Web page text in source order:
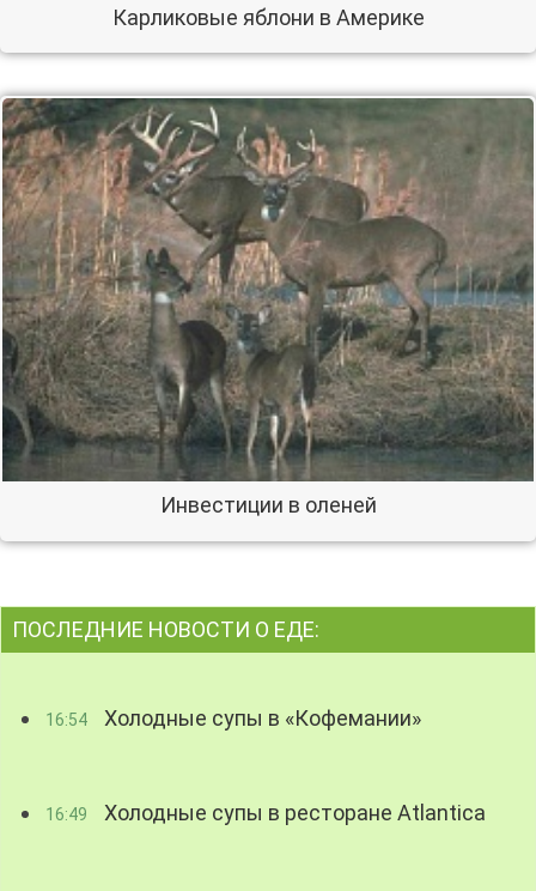
Карликовые яблони в Америке
Инвестиции в оленей
ПОСЛЕДНИЕ НОВОСТИ О ЕДЕ:
16:54 Холодные супы в «Кофемании»
16:49 Холодные супы в ресторане Atlantica